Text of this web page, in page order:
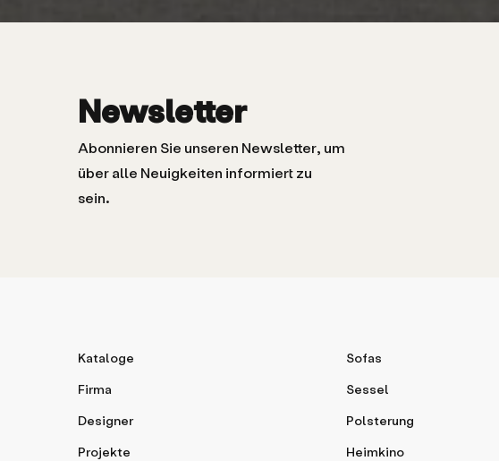
Newsletter
Abonnieren Sie unseren Newsletter, um
über alle Neuigkeiten informiert zu
sein.
Kataloge
Firma
Designer
Projekte
Sofas
Sessel
Polsterung
Heimkino